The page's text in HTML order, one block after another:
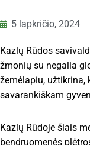
5 lapkričio, 2024
Kazlų Rūdos
žmonių su negalia
žemėlapiu, užtikrina,
savarankiškam
Kazlų Rūdoje šiais
bendruomenės